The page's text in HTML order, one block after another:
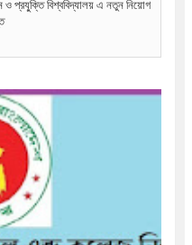
বিশ্ববিদ্যালয় এ নতুন নিয়োগ